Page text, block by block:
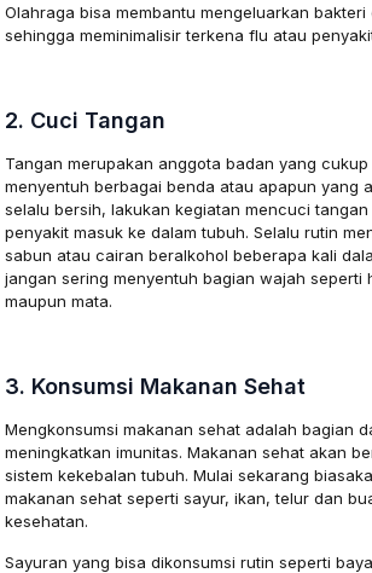
Olahraga bisa membantu mengeluarkan
sehingga meminimalisir terkena flu atau
2. Cuci Tangan
Tangan merupakan anggota badan yang
menyentuh berbagai benda atau apapun yang
selalu bersih, lakukan kegiatan mencuci
penyakit masuk ke dalam tubuh. Selalu rutin
sabun atau cairan beralkohol beberapa kali
jangan sering menyentuh bagian wajah seperti
maupun mata.
3. Konsumsi Makanan Sehat
Mengkonsumsi makanan sehat adalah bagian
meningkatkan imunitas. Makanan sehat akan
sistem kekebalan tubuh. Mulai sekarang
makanan sehat seperti sayur, ikan, telur dan
kesehatan.
Sayuran yang bisa dikonsumsi rutin seperti